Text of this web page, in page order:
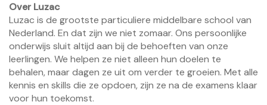
Over Luzac
Luzac is de grootste particuliere middelbare school van
Nederland. En dat zijn we niet zomaar. Ons persoonlijke
onderwijs sluit altijd aan bij de behoeften van onze
leerlingen. We helpen ze niet alleen hun doelen te
behalen, maar dagen ze uit om verder te groeien. Met alle
kennis en skills die ze opdoen, zijn ze na de examens klaar
voor hun toekomst.